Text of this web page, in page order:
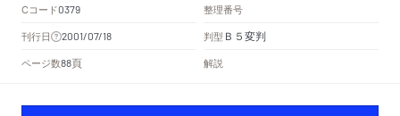
Cコード0379
整理番号
刊行日
2001/07/18 判型 Ｂ５変判
ページ数88頁 解説